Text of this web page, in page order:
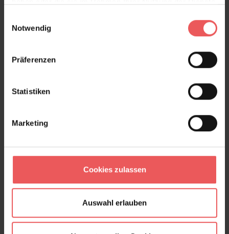
Notwendig
Präferenzen
Statistiken
Marketing
Cookies zulassen
Auswahl erlauben